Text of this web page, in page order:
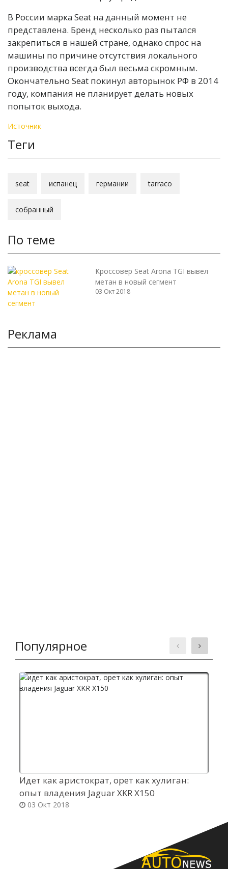
В России марка Seat на данный момент не
представлена. Бренд несколько раз пытался
закрепиться в нашей стране, однако спрос на
машины по причине отсутствия локального
производства всегда был весьма скромным.
Окончательно Seat покинул авторынок РФ в 2014
году, компания не планирует делать новых
попыток выхода.
Источник
Теги
seat испанец германии tarraco
собранный
По теме
Кроссовер Seat Arona TGI вывел
метан в новый сегмент
03 Окт 2018
Реклама
Популярное
Идет как аристократ, орет как хулиган:
опыт владения Jaguar XKR X150
03 Окт 2018